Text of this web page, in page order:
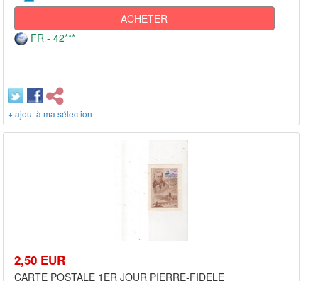
ACHETER
FR - 42***
+ ajout à ma sélection
2,50 EUR
CARTE POSTALE 1ER JOUR PIERRE-FIDELE